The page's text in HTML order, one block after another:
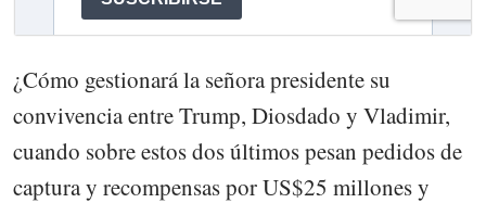
¿Cómo gestionará la señora presidente su
convivencia entre Trump, Diosdado y Vladimir,
cuando sobre estos dos últimos pesan pedidos de
captura y recompensas por US$25 millones y